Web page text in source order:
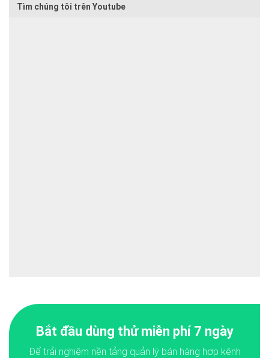
Tìm chúng tôi trên Youtube
Bắt đầu dùng thử miễn phí 7 ngày
Để trải nghiệm nền tảng quản lý bán hàng hợp kênh